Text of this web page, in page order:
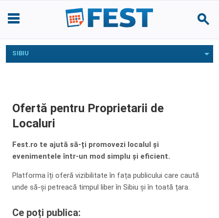
SIBIU
Ofertă pentru Proprietarii de
Localuri
Fest.ro te ajută să-ți promovezi localul și
evenimentele într-un mod simplu și eficient.
Platforma îți oferă vizibilitate în fața publicului care caută
unde să-și petreacă timpul liber în Sibiu și în toată țara.
Ce poți publica: